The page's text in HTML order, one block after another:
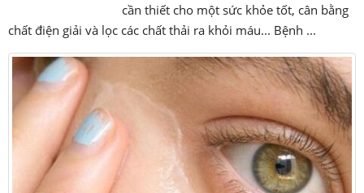
cần thiết cho một sức khỏe tốt, cân bằng
chất điện giải và lọc các chất thải ra khỏi máu... Bệnh ...